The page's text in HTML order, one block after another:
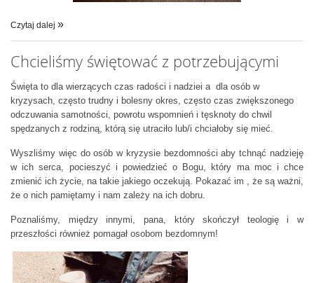
Czytaj dalej
Chcieliśmy świętować z potrzebującymi
Święta to dla wierzących czas radości i nadziei a dla osób w
kryzysach, często trudny i bolesny okres, często czas zwiększonego
odczuwania samotności, powrotu wspomnień i tęsknoty do chwil
spędzanych z rodziną, którą się utraciło lub/i chciałoby się mieć.
Wyszliśmy więc do osób w kryzysie bezdomności aby tchnąć nadzieję
w ich serca, pocieszyć i powiedzieć o Bogu, który ma moc i chce
zmienić ich życie, na takie jakiego oczekują. Pokazać im , że są ważni,
że o nich pamiętamy i nam zależy na ich dobru.
Poznaliśmy, między innymi, pana, który skończył teologię i w
przeszłości również pomagał osobom bezdomnym!